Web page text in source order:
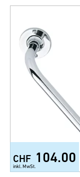
CHF 104.00
inkl. MwSt.